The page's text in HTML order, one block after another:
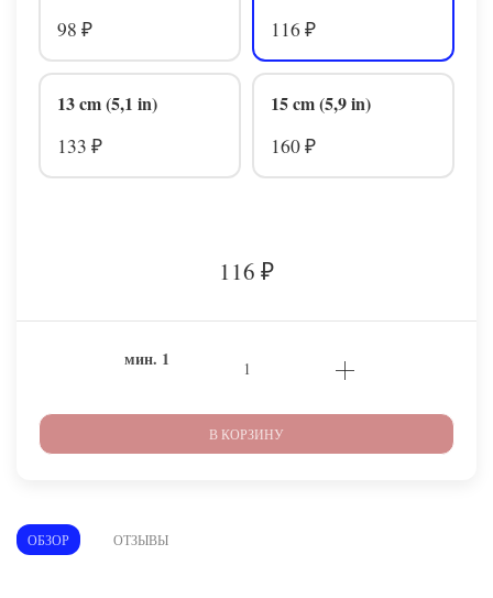
98 ₽
116 ₽
13 cm (5,1 in)
133 ₽
15 cm (5,9 in)
160 ₽
116 ₽
мин. 1
В КОРЗИНУ
ОБЗОР ОТЗЫВЫ